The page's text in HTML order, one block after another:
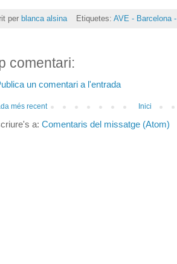
per blanca alsina Etiquetes: AVE - Barcelona
comentari:
un comentari a l'entrada
més recent Inici
a: Comentaris del missatge (Atom)